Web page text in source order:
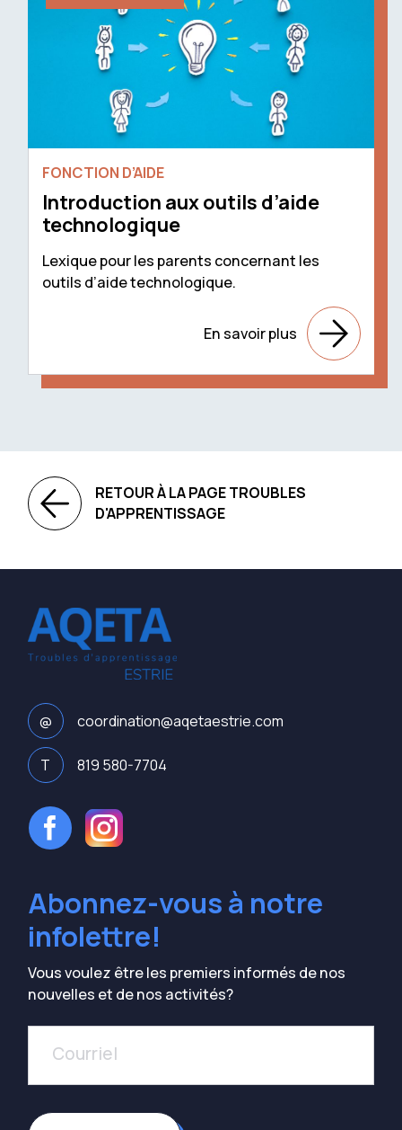
FONCTION D’AIDE
Introduction aux outils d’aide
technologique
Lexique pour les parents concernant les
outils d’aide technologique.
En savoir plus
RETOUR À LA PAGE TROUBLES
D'APPRENTISSAGE
@ coordination@aqetaestrie.com
T 819 580-7704
Abonnez-vous à notre
infolettre!
Vous voulez être les premiers informés de nos
nouvelles et de nos activités?